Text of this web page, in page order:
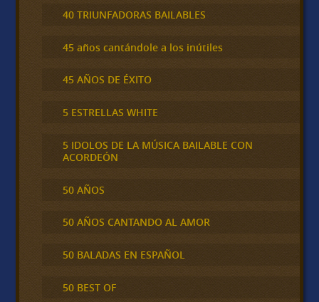
40 TRIUNFADORAS BAILABLES
45 años cantándole a los inútiles
45 AÑOS DE ÉXITO
5 ESTRELLAS WHITE
5 IDOLOS DE LA MÚSICA BAILABLE CON
ACORDEÓN
50 AÑOS
50 AÑOS CANTANDO AL AMOR
50 BALADAS EN ESPAÑOL
50 BEST OF